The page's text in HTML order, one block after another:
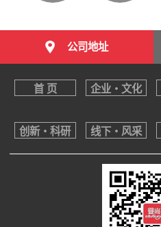
公司地址
首 页 企业・文化
创新・科研 线下・风采